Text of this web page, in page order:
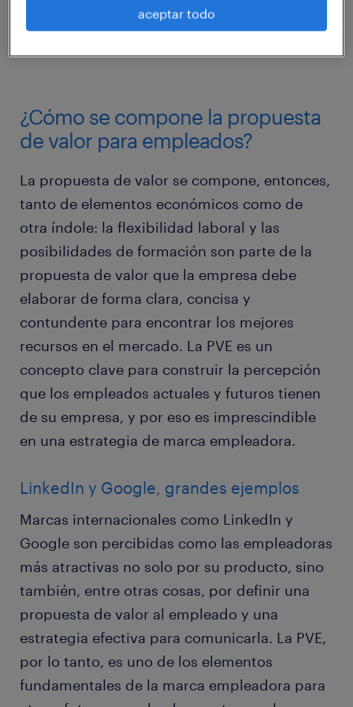
como futura empleadora.
¿Cómo se compone la propuesta
de valor para empleados?
La propuesta de valor se compone, entonces,
tanto de elementos económicos como de
otra índole: la flexibilidad laboral y las
posibilidades de formación son parte de la
propuesta de valor que la empresa debe
elaborar de forma clara, concisa y
contundente para encontrar los mejores
recursos en el mercado. La PVE es un
concepto clave para construir la percepción
que los empleados actuales y futuros tienen
de su empresa, y por eso es imprescindible
en una estrategia de marca empleadora.
LinkedIn y Google, grandes ejemplos
Marcas internacionales como LinkedIn y
Google son percibidas como las empleadoras
más atractivas no solo por su producto, sino
también, entre otras cosas, por definir una
propuesta de valor al empleado y una
estrategia efectiva para comunicarla. La PVE,
por lo tanto, es uno de los elementos
fundamentales de la marca empleadora para
aceptar todo